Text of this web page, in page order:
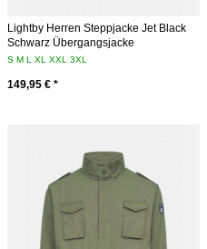
Lightby Herren Steppjacke Jet Black
Schwarz Übergangsjacke
SMLXLXXL3XL
149,95 € *